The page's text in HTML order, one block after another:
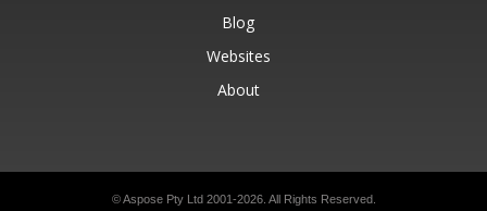
Blog
Websites
About
© Aspose Pty Ltd 2001-2026. All Rights Reserved.